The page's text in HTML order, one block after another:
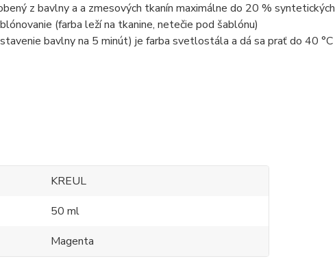
z bavlny a a zmesových tkanín maximálne do 20 %
(farba leží na tkanine, netečie pod šablónu)
bavlny na 5 minút) je farba svetlostála a dá sa prať do 40 °C
KREUL
50 ml
Magenta